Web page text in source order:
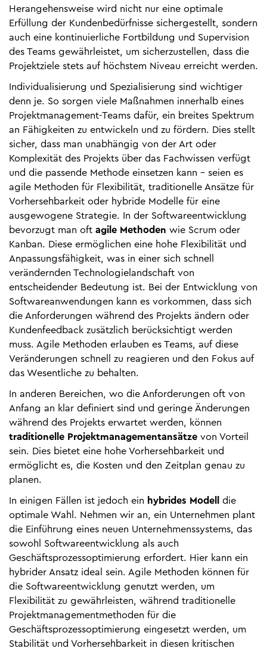
Herangehensweise wird nicht nur eine optimale
Erfüllung der Kundenbedürfnisse sichergestellt, sondern
auch eine kontinuierliche Fortbildung und Supervision
des Teams gewährleistet, um sicherzustellen, dass die
Projektziele stets auf höchstem Niveau erreicht werden.
Individualisierung und Spezialisierung sind wichtiger
denn je. So sorgen viele Maßnahmen innerhalb eines
Projektmanagement-Teams dafür, ein breites Spektrum
an Fähigkeiten zu entwickeln und zu fördern. Dies stellt
sicher, dass man unabhängig von der Art oder
Komplexität des Projekts über das Fachwissen verfügt
und die passende Methode einsetzen kann - seien es
agile Methoden für Flexibilität, traditionelle Ansätze für
Vorhersehbarkeit oder hybride Modelle für eine
ausgewogene Strategie. In der Softwareentwicklung
bevorzugt man oft agile Methoden wie Scrum oder
Kanban. Diese ermöglichen eine hohe Flexibilität und
Anpassungsfähigkeit, was in einer sich schnell
verändernden Technologielandschaft von
entscheidender Bedeutung ist. Bei der Entwicklung von
Softwareanwendungen kann es vorkommen, dass sich
die Anforderungen während des Projekts ändern oder
Kundenfeedback zusätzlich berücksichtigt werden
muss. Agile Methoden erlauben es Teams, auf diese
Veränderungen schnell zu reagieren und den Fokus auf
das Wesentliche zu behalten.
In anderen Bereichen, wo die Anforderungen oft von
Anfang an klar definiert sind und geringe Änderungen
während des Projekts erwartet werden, können
traditionelle Projektmanagementansätze von Vorteil
sein. Dies bietet eine hohe Vorhersehbarkeit und
ermöglicht es, die Kosten und den Zeitplan genau zu
planen.
In einigen Fällen ist jedoch ein hybrides Modell die
optimale Wahl. Nehmen wir an, ein Unternehmen plant
die Einführung eines neuen Unternehmenssystems, das
sowohl Softwareentwicklung als auch
Geschäftsprozessoptimierung erfordert. Hier kann ein
hybrider Ansatz ideal sein. Agile Methoden können für
die Softwareentwicklung genutzt werden, um
Flexibilität zu gewährleisten, während traditionelle
Projektmanagementmethoden für die
Geschäftsprozessoptimierung eingesetzt werden, um
Stabilität und Vorhersehbarkeit in diesen kritischen